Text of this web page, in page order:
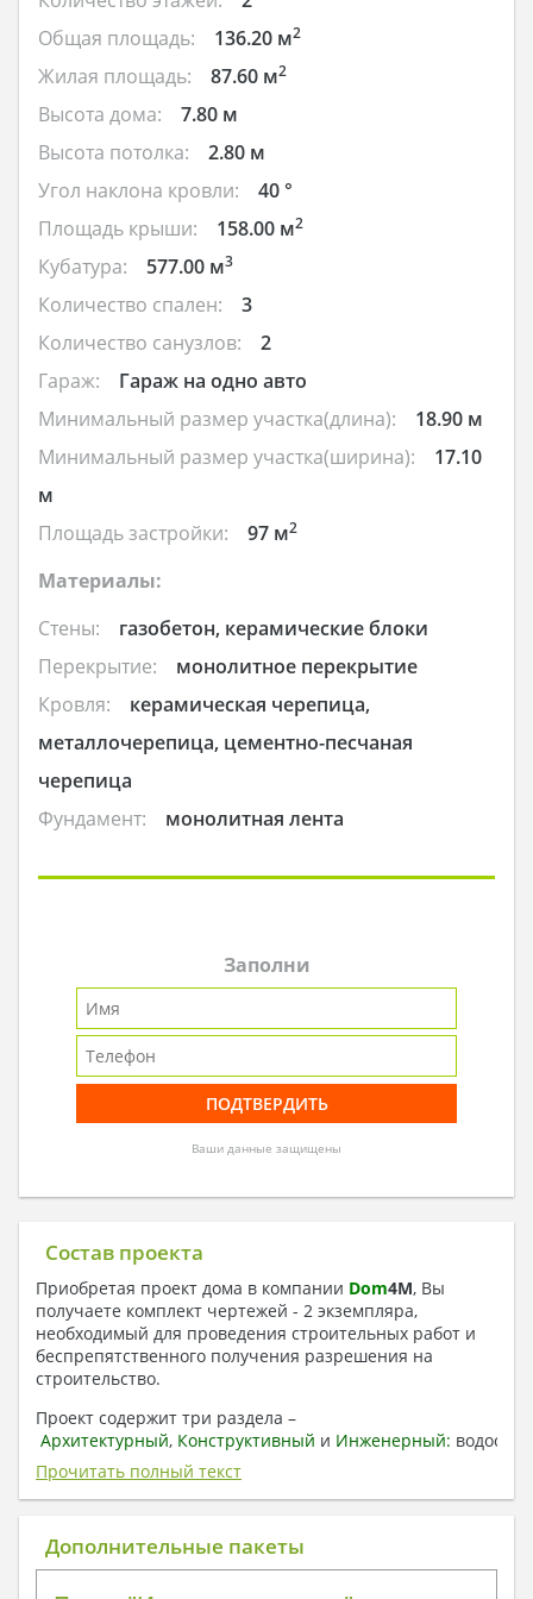
Общая площадь:
136.20 м2
Жилая площадь: 87.60 м2
Высота дома:
7.80 м
Высота потолка:
2.80 м
Угол наклона кровли:
40 °
Площадь крыши:
158.00 м2
Кубатура: 577.00 м3
Количество спален:
3
Количество санузлов:
2
Гараж:
Гараж на одно авто
Минимальный размер участка(длина):
18.90 м
Минимальный размер участка(ширина):
17.10
м
Площадь застройки:
97 м2
Материалы:
Стены:
газобетон, керамические блоки
Перекрытие:
монолитное перекрытие
Кровля:
керамическая черепица,
металлочерепица, цементно-песчаная
черепица
Фундамент:
монолитная лента
Заполни
Ваши данные защищены
Состав проекта
Приобретая проект дома в компании Dom4M, Вы
получаете комплект чертежей - 2 экземпляра,
необходимый для проведения строительных работ и
беспрепятственного получения разрешения на
строительство.
Проект содержит три раздела –
Архитектурный, Конструктивный и Инженерный:
отопление, вентиляция, канализация,
электроснабжение (приобретается за дополнительную
плату) + Пояснительная записка.
1. Архитектурный раздел:
Прочитать полный текст
Дополнительные пакеты